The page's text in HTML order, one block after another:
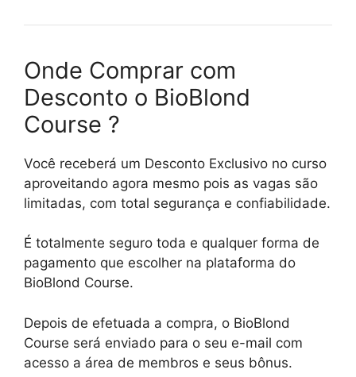
Onde Comprar com
Desconto o BioBlond
Course ?
Você receberá um Desconto Exclusivo no curso
aproveitando agora mesmo pois as vagas são
limitadas, com total segurança e confiabilidade.
É totalmente seguro toda e qualquer forma de
pagamento que escolher na plataforma do
BioBlond Course.
Depois de efetuada a compra, o BioBlond
Course será enviado para o seu e-mail com
acesso a área de membros e seus bônus.